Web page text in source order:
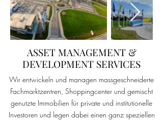
ASSET MANAGEMENT &
DEVELOPMENT SERVICES
Wir entwickeln und managen massgeschneiderte
Fachmarktzentren, Shoppingcenter und gemischt
genutzte Immobilien für private und institutionelle
Investoren und legen dabei einen ganz speziellen